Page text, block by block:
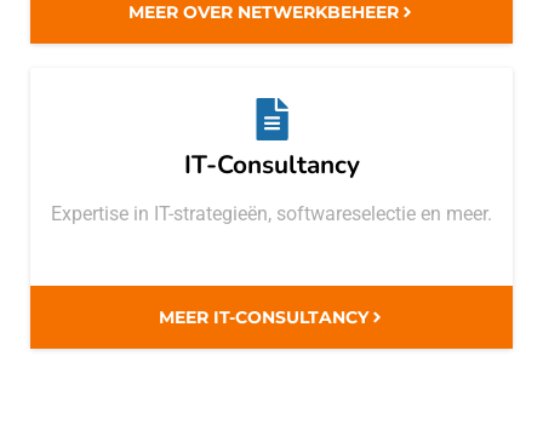
MEER OVER NETWERKBEHEER
IT-Consultancy
Expertise in IT-strategieën, softwareselectie en meer.
MEER IT-CONSULTANCY